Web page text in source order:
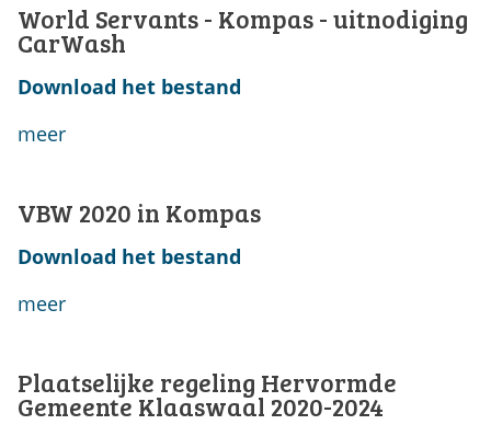
World Servants - Kompas - uitnodiging
CarWash
Download het bestand
meer
VBW 2020 in Kompas
Download het bestand
meer
Plaatselijke regeling Hervormde
Gemeente Klaaswaal 2020-2024